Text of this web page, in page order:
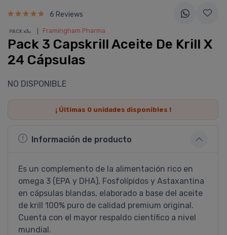
6 Reviews
PACK x3u. Framingham Pharma
Pack 3 Capskrill Aceite De Krill X
24 Cápsulas
NO DISPONIBLE
¡ Últimas 0unidades disponibles !
Información de producto
Es un complemento de la alimentación rico en
omega 3 (EPA y DHA), Fosfolí­pidos y Astaxantina
en cápsulas blandas, elaborado a base del aceite
de krill 100% puro de calidad premium original.
Cuenta con el mayor respaldo cientí­fico a nivel
mundial.